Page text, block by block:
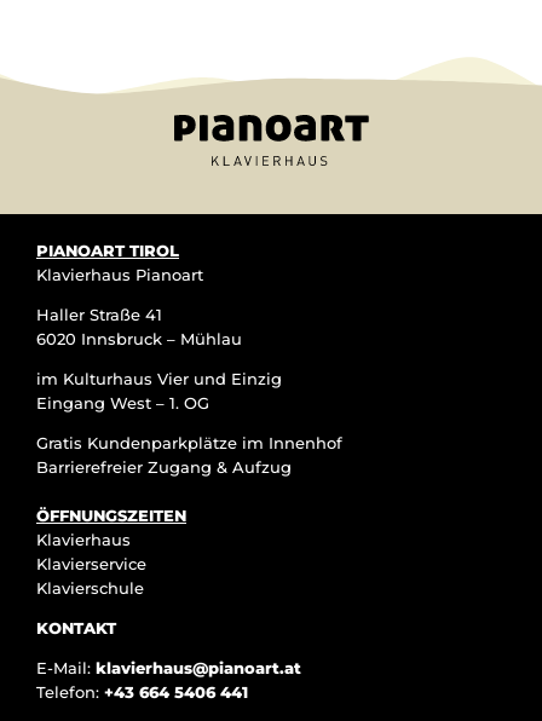
PIANOART TIROL
Klavierhaus Pianoart
Haller Straße 41
6020 Innsbruck – Mühlau
im Kulturhaus Vier und Einzig
Eingang West – 1. OG
Gratis Kundenparkplätze im Innenhof
Barrierefreier Zugang & Aufzug
ÖFFNUNGSZEITEN
Klavierhaus
Klavierservice
Klavierschule
KONTAKT
E-Mail: klavierhaus@pianoart.at
Telefon: +43 664 5406 441